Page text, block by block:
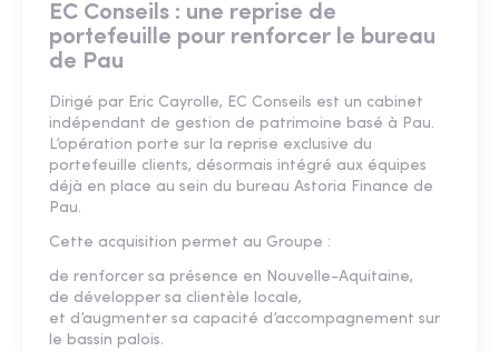
EC Conseils : une reprise de
portefeuille pour renforcer le bureau
de Pau
Dirigé par Eric Cayrolle, EC Conseils est un cabinet
indépendant de gestion de patrimoine basé à Pau.
L’opération porte sur la reprise exclusive du
portefeuille clients, désormais intégré aux équipes
déjà en place au sein du bureau Astoria Finance de
Pau.
Cette acquisition permet au Groupe :
de renforcer sa présence en Nouvelle-Aquitaine,
de développer sa clientèle locale,
et d’augmenter sa capacité d’accompagnement sur
le bassin palois.